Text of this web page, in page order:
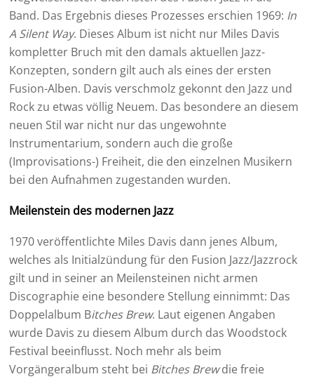
Band. Das Ergebnis dieses Prozesses erschien 1969: In
A Silent Way. Dieses Album ist nicht nur Miles Davis
kompletter Bruch mit den damals aktuellen Jazz-
Konzepten, sondern gilt auch als eines der ersten
Fusion-Alben. Davis verschmolz gekonnt den Jazz und
Rock zu etwas völlig Neuem. Das besondere an diesem
neuen Stil war nicht nur das ungewohnte
Instrumentarium, sondern auch die große
(Improvisations-) Freiheit, die den einzelnen Musikern
bei den Aufnahmen zugestanden wurden.
Meilenstein des modernen Jazz
1970 veröffentlichte Miles Davis dann jenes Album,
welches als Initialzündung für den Fusion Jazz/Jazzrock
gilt und in seiner an Meilensteinen nicht armen
Discographie eine besondere Stellung einnimmt: Das
Doppelalbum Bitches Brew. Laut eigenen Angaben
wurde Davis zu diesem Album durch das Woodstock
Festival beeinflusst. Noch mehr als beim
Vorgängeralbum steht bei Bitches Brewdie freie